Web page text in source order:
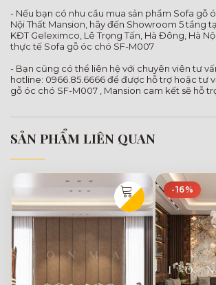
- Nếu bạn có nhu cầu mua sản phẩm Sofa gỗ
Nội Thất Mansion, hãy đến Showroom 5 tầng
KĐT Geleximco, Lê Trọng Tấn, Hà Đông, Hà
thực tế Sofa gỗ óc chó SF-M007
- Bạn cũng có thể liên hệ với chuyên viên tư
hotline: 0966.85.6666 để được hỗ trợ hoặc tư
gỗ óc chó SF-M007 , Mansion cam kết sẽ hỗ
SẢN PHẨM LIÊN QUAN
-16%